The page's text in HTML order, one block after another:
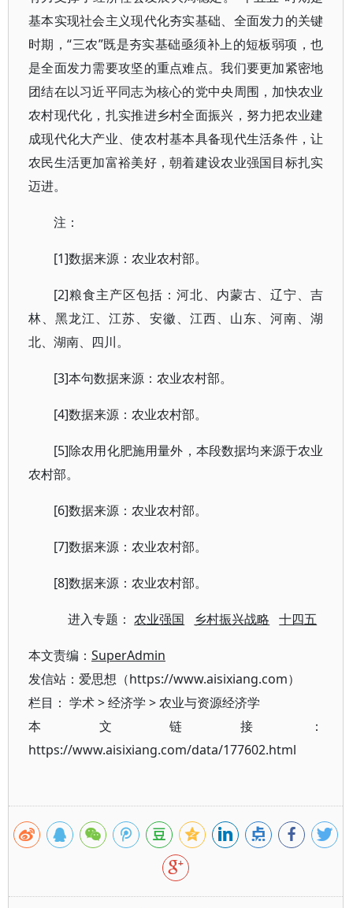
基本实现社会主义现代化夯实基础、全面发力的关键
时期，“三农”既是夯实基础亟须补上的短板弱项，也
是全面发力需要攻坚的重点难点。我们要更加紧密地
团结在以习近平同志为核心的党中央周围，加快农业
农村现代化，扎实推进乡村全面振兴，努力把农业建
成现代化大产业、使农村基本具备现代生活条件，让
农民生活更加富裕美好，朝着建设农业强国目标扎实
迈进。
注：
[1]数据来源：农业农村部。
[2]粮食主产区包括：河北、内蒙古、辽宁、吉
林、黑龙江、江苏、安徽、江西、山东、河南、湖
北、湖南、四川。
[3]本句数据来源：农业农村部。
[4]数据来源：农业农村部。
[5]除农用化肥施用量外，本段数据均来源于农业
农村部。
[6]数据来源：农业农村部。
[7]数据来源：农业农村部。
[8]数据来源：农业农村部。
进入专题：农业强国 乡村振兴战略 十四五
本文责编： SuperAdmin
发信站：爱思想（https://www.aisixiang.com）
栏目： 学术>经济学 >农业与资源经济学
本文链接：
https://www.aisixiang.com/data/177602.html